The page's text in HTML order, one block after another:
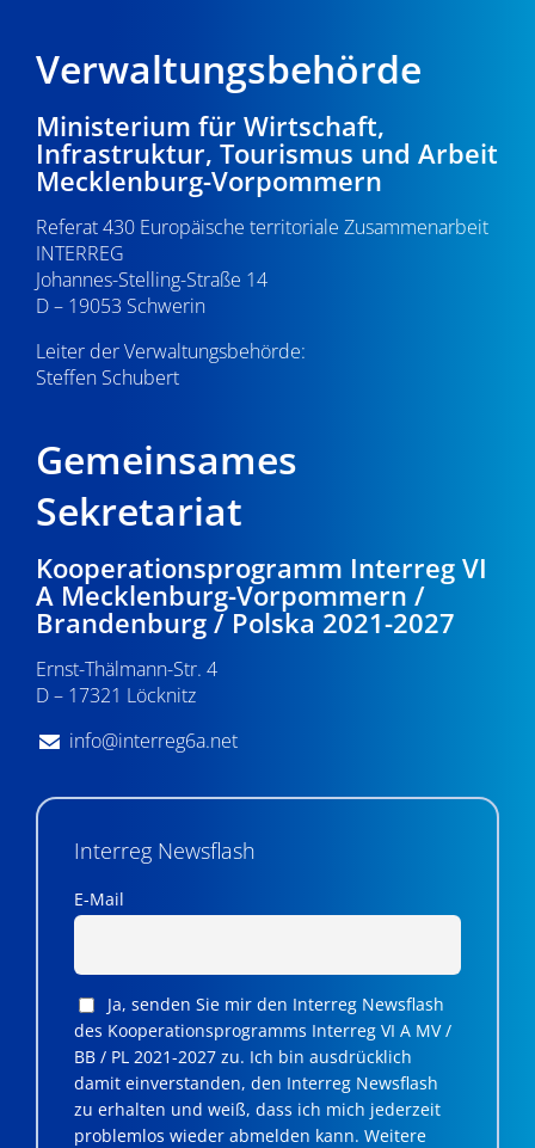
Verwaltungsbehörde
Ministerium für Wirtschaft,
Infrastruktur, Tourismus und Arbeit
Mecklenburg-Vorpommern
Referat 430 Europäische territoriale Zusammenarbeit
INTERREG
Johannes-Stelling-Straße 14
D – 19053 Schwerin
Leiter der Verwaltungsbehörde:
Steffen Schubert
Gemeinsames
Sekretariat
Kooperationsprogramm Interreg VI
A Mecklenburg-Vorpommern /
Brandenburg / Polska 2021-2027
Ernst-Thälmann-Str. 4
D – 17321 Löcknitz
info@interreg6a.net
Interreg Newsflash
E-Mail
Ja, senden Sie mir den Interreg Newsflash
des Kooperationsprogramms Interreg VI A MV /
BB / PL 2021-2027 zu. Ich bin ausdrücklich
damit einverstanden, den Interreg Newsflash
zu erhalten und weiß, dass ich mich jederzeit
problemlos wieder abmelden kann. Weitere